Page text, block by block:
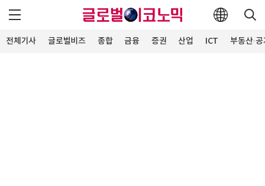
전체기사 글로벌비즈 종합 금융 증권 산업 ICT 부동산·